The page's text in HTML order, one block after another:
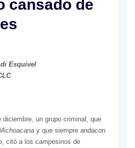
cansado de
Esquivel
diciembre, un grupo criminal, que
y que siempre andacon
citó a los campesinos de